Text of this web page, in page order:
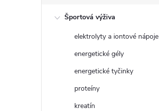
Športová výživa
elektrolyty a iontové nápoje
energetické gély
energetické tyčinky
proteíny
kreatín